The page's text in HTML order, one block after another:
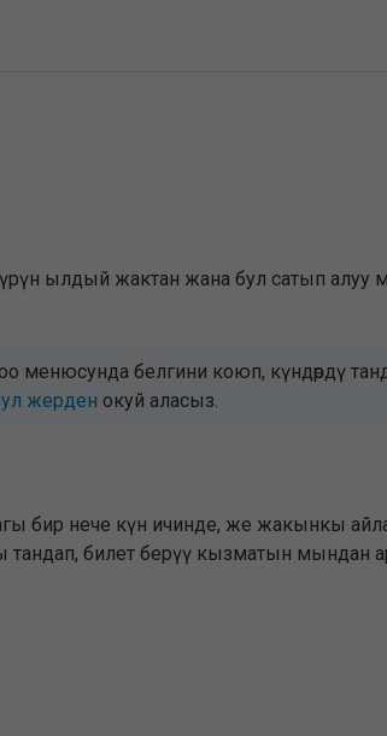
ылдый жактан жана бул сатып алуу
менюсунда белгини коюп, күндөрдү
жерден окуй аласыз.
бир нече күн ичинде, же жакынкы
билет берүү кызматын мындан